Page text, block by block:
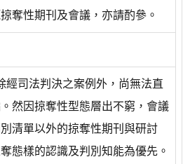
奪性期刊及會議，亦請酌參。
經司法判決之案例外，尚無法直
然因掠奪性型態層出不窮，會議
清單以外的掠奪性期刊與研討
態樣的認識及判別知能為優先。